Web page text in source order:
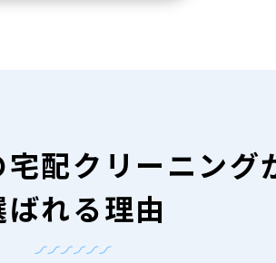
宅配クリーニング
ばれる理由